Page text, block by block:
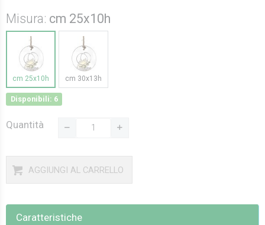
Misura: cm 25x10h
cm 25x10h cm 30x13h
Disponibili: 6
Quantità
AGGIUNGI AL CARRELLO
Caratteristiche